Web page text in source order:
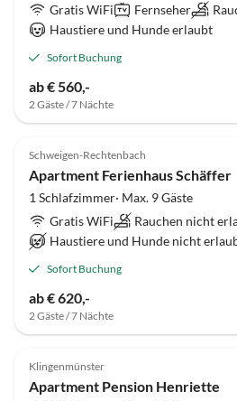
Gratis WiFi
Fernseher
Haustiere und Hunde erlaubt
Sofort Buchung
ab € 560,-
2 Gäste / 7 Nächte
Schweigen-Rechtenbach
Apartment Ferienhaus Schäffer
1 Schlafzimmer· Max. 9 Gäste
Gratis WiFi
Rauchen nicht
Haustiere und Hunde nicht
Sofort Buchung
ab € 620,-
2 Gäste / 7 Nächte
Klingenmünster
Apartment Pension Henriette